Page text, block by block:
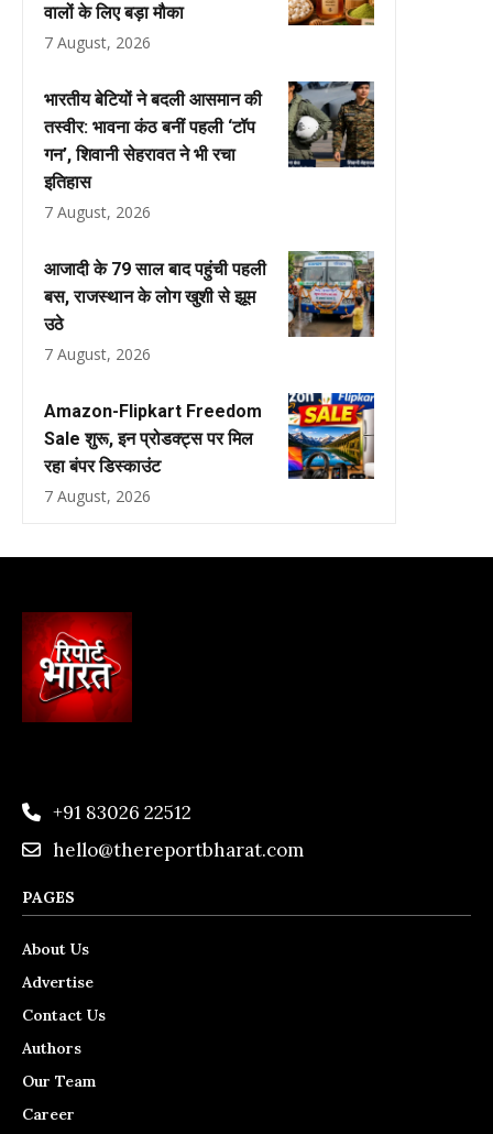
वालों के लिए बड़ा मौका
7 August, 2026
भारतीय बेटियों ने बदली आसमान की
तस्वीर: भावना कंठ बनीं पहली ‘टॉप
गन’, शिवानी सेहरावत ने भी रचा
इतिहास
7 August, 2026
आजादी के 79 साल बाद पहुंची पहली
बस, राजस्थान के लोग खुशी से झूम
उठे
7 August, 2026
Amazon-Flipkart Freedom
Sale शुरू, इन प्रोडक्ट्स पर मिल
रहा बंपर डिस्काउंट
7 August, 2026
+91 83026 22512
hello@thereportbharat.com
PAGES
About Us
Advertise
Contact Us
Authors
Our Team
Career